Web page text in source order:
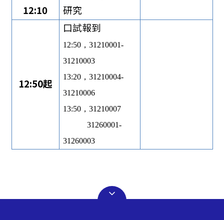
12:10
研究
12:50起
口試報到
12:50，31210001-
31210003
13:20，31210004-
31210006
13:50，31210007
31260001-
31260003